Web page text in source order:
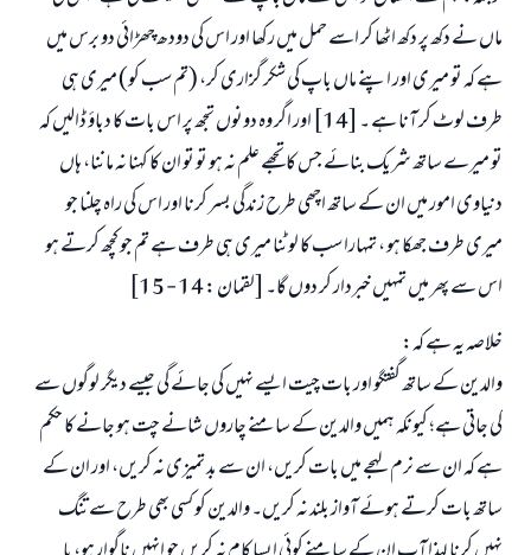
ماں نے دکھ پر دکھ اٹھا کر اسے حمل میں رکھا اور اس کی دودھ چھڑائی دو برس میں
ہے کہ تو میری اور اپنے ماں باپ کی شکر گزاری کر، (تم سب کو) میری ہی
طرف لوٹ کر آنا ہے ۔ [14] اور اگر وہ دونوں تجھ پر اس بات کا دباؤ ڈالیں کہ
تو میرے ساتھ شریک بنائے جس کا تجھے علم نہ ہو تو تو ان کا کہنا نہ ماننا، ہاں
دنیاوی امور میں ان کے ساتھ اچھی طرح زندگی بسر کرنا اور اس کی راہ چلنا جو
میری طرف جھکا ہو ، تمہارا سب کا لوٹنا میری ہی طرف ہے تم جو کچھ کرتے ہو
اس سے پھر میں تمہیں خبردار کر دوں گا۔ [لقمان : 14 - 15]
خلاصہ یہ ہے کہ:
والدین کے ساتھ گفتگو اور بات چیت ایسے نہیں کی جائے گی جیسے دیگر لوگوں سے
کی جاتی ہے؛ کیونکہ ہمیں والدین کے سامنے چاروں شانے چت ہو جانے کا حکم
ہے کہ ان سے نرم لہجے میں بات کریں، ان سے بد تمیزی نہ کریں، اور ان کے
ساتھ بات کرتے ہوئے آواز بلند نہ کریں۔ والدین کو کسی بھی طرح سے تنگ